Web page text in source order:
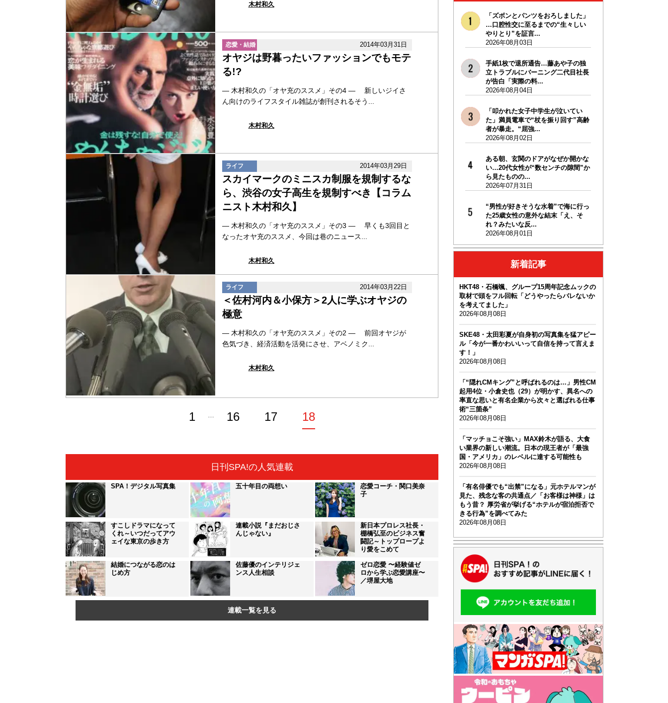
木村和久
恋愛・結婚 2014年03月31日
オヤジは野暮ったいファッションでもモテ
る!?
― 木村和久の「オヤ充のススメ」その4 ― 新しいジイさ
ん向けのライフスタイル雑誌が創刊されるそう...
木村和久
ライフ 2014年03月29日
スカイマークのミニスカ制服を規制するな
ら、渋谷の女子高生を規制すべき【コラム
ニスト木村和久】
― 木村和久の「オヤ充のススメ」その3 ― 早くも3回目と
なったオヤ充のススメ、今回は巷のニュース...
木村和久
ライフ 2014年03月22日
＜佐村河内＆小保方＞2人に学ぶオヤジの
極意
― 木村和久の「オヤ充のススメ」その2 ― 前回オヤジが
色気づき、経済活動を活発にさせ、アベノミク...
木村和久
1 16 17 18
日刊SPA!の人気連載
SPA！デジタル写真集 五十年目の両想い
恋愛コーチ・関口美奈
子
すこしドラマになって
くれ～いつだってアウ
ェイな東京の歩き方
連載小説『まだおじさ
んじゃない』
新日本プロレス社長・
棚橋弘至のビジネス奮
闘記～トップロープよ
り愛をこめて
結婚につながる恋のは
じめ方
佐藤優のインテリジェ
ンス人生相談
ゼロ恋愛 〜経験値ゼ
ロから学ぶ恋愛講座〜
／堺屋大地
連載一覧を見る
「ズボンとパンツをおろしました」
…口腔性交に至るまでの“生々しい
やりとり”を証言...
2026年08月03日
手紙1枚で退所通告…藤あや子の独
立トラブルにバーニング二代目社長
が告白「実際の料...
2026年08月04日
「叩かれた女子中学生が泣いてい
た」満員電車で“杖を振り回す”高齢
者が暴走。“屈強...
2026年08月02日
ある朝、玄関のドアがなぜか開かな
い…20代女性が“数センチの隙間”か
ら見たものの...
2026年07月31日
“男性が好きそうな水着”で海に行っ
た25歳女性の意外な結末「え、そ
れ？みたいな反...
2026年08月01日
新着記事
HKT48・石橋颯、グループ15周年記念ムックの
取材で頭をフル回転「どうやったらバレないか
を考えてました」
2026年08月08日
SKE48・太田彩夏が自身初の写真集を猛アピー
ル「今が一番かわいいって自信を持って言えま
す！」
2026年08月08日
「“隠れCMキング”と呼ばれるのは…」男性CM
起用4位・小倉史也（29）が明かす、異名への
率直な思いと有名企業から次々と選ばれる仕事
術“三箇条”
2026年08月08日
「マッチョこそ強い」MAX鈴木が語る、大食
い業界の新しい潮流。日本の現王者が「最強
国・アメリカ」のレベルに達する可能性も
2026年08月08日
「有名俳優でも“出禁”になる」元ホテルマンが
見た、残念な客の共通点／「お客様は神様」は
もう昔？ 厚労省が挙げる“ホテルが宿泊拒否で
きる行為”を調べてみた
2026年08月08日